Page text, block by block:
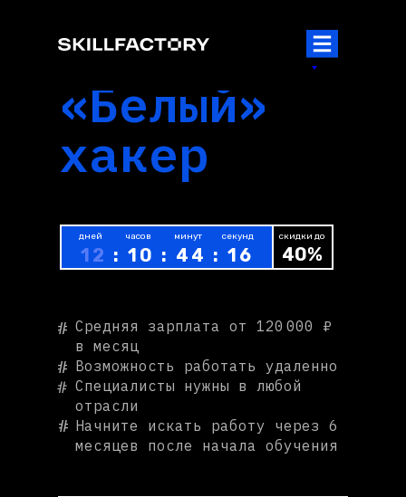
СПЕЦИАЛИСТ
ПО КИБЕРБЕЗОПАСНОСТИ
«Белый»
хакер
12 : 10 : 44 : 16 40%
скидки до
дней часов минут секунд
Средняя зарплата от 120 000 ₽
в месяц
Возможность работать удаленно
Специалисты нужны в любой
отрасли
Начните искать работу через 6
месяцев после начала обучения
#
#
#
#